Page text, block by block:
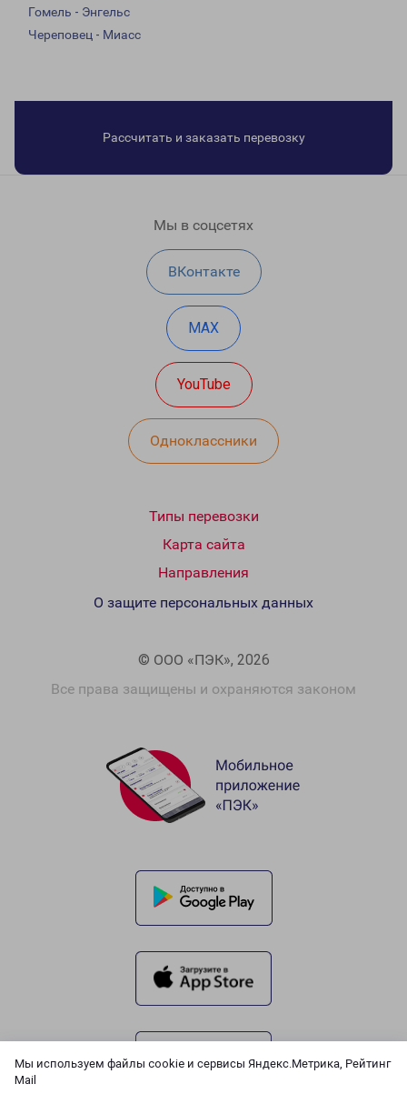
Мы используем файлы cookie и сервисы Яндекс.Метрика, Рейтинг
Mail
Гомель - Энгельс
Череповец - Миасс
Рассчитать и заказать перевозку
Мы в соцсетях
ВКонтакте
MAX
YouTube
Одноклассники
Типы перевозки
Карта сайта
Направления
© ООО «ПЭК», 2026
Все права защищены и охраняются законом
О защите персональных данных